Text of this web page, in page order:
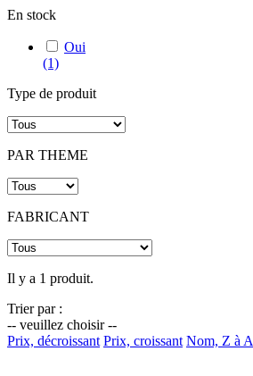
En stock
Oui
(1)
Type de produit
PAR THEME
FABRICANT
Il y a 1 produit.
Trier par :
-- veuillez choisir --
Prix, décroissant Prix, croissant Nom, Z à A